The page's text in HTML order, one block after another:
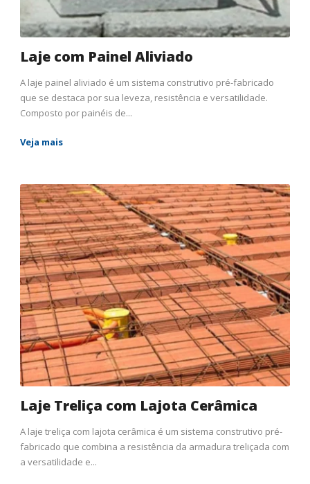
Laje com Painel Aliviado
A laje painel aliviado é um sistema construtivo pré-fabricado
que se destaca por sua leveza, resistência e versatilidade.
Composto por painéis de...
Veja mais
Laje Treliça com Lajota Cerâmica
A laje treliça com lajota cerâmica é um sistema construtivo pré-
fabricado que combina a resistência da armadura treliçada com
a versatilidade e...